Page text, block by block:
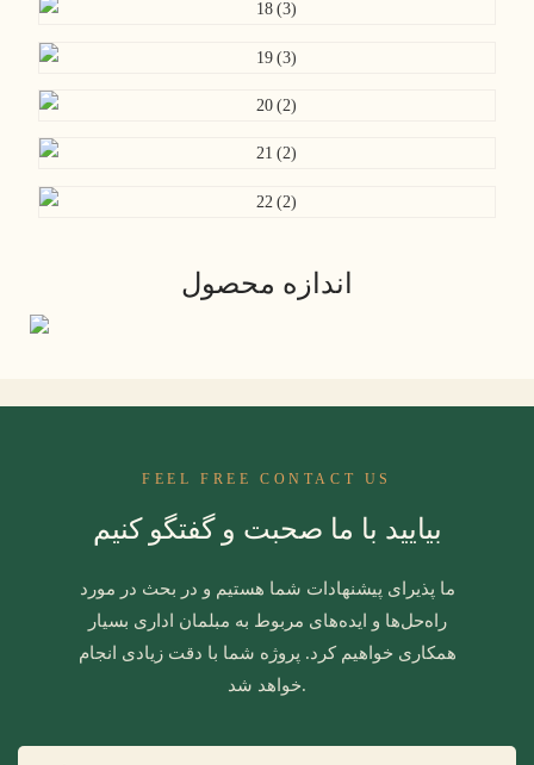
اندازه محصول
FEEL FREE CONTACT US
بیایید با ما صحبت و گفتگو کنیم
ما پذیرای پیشنهادات شما هستیم و در بحث در مورد
راه‌حل‌ها و ایده‌های مربوط به مبلمان اداری بسیار
همکاری خواهیم کرد. پروژه شما با دقت زیادی انجام
خواهد شد.